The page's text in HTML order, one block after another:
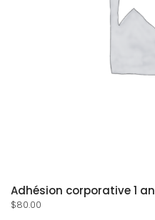
Adhésion corporative 1 an
$80.00